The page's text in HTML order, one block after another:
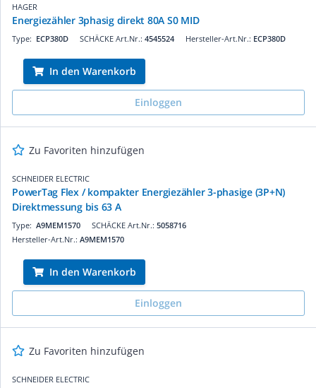
HAGER
Energiezähler 3phasig direkt 80A S0 MID
SCHÄCKE Art.Nr.: 4545524
Type: ECP380D Hersteller-Art.Nr.: ECP380D
In den Warenkorb
Einloggen
Zu Favoriten hinzufügen
SCHNEIDER ELECTRIC
PowerTag Flex / kompakter Energiezähler 3-phasige (3P+N)
Direktmessung bis 63 A
SCHÄCKE Art.Nr.: 5058716
Type: A9MEM1570
Hersteller-Art.Nr.: A9MEM1570
In den Warenkorb
Einloggen
Zu Favoriten hinzufügen
SCHNEIDER ELECTRIC